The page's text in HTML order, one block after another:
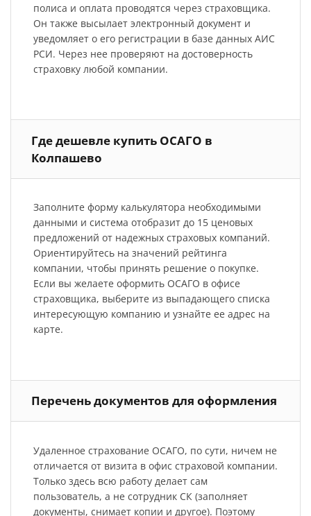
полиса и оплата проводятся через страховщика.
Он также высылает электронный документ и
уведомляет о его регистрации в базе данных АИС
РСИ. Через нее проверяют на достоверность
страховку любой компании.
Где дешевле купить ОСАГО в
Колпашево
Заполните форму калькулятора необходимыми
данными и система отобразит до 15 ценовых
предложений от надежных страховых компаний.
Ориентируйтесь на значений рейтинга
компании, чтобы принять решение о покупке.
Если вы желаете оформить ОСАГО в офисе
страховщика, выберите из выпадающего списка
интересующую компанию и узнайте ее адрес на
карте.
Перечень документов для оформления
Удаленное страхование ОСАГО, по сути, ничем не
отличается от визита в офис страховой компании.
Только здесь всю работу делает сам
пользователь, а не сотрудник СК (заполняет
документы, снимает копии и другое). Поэтому